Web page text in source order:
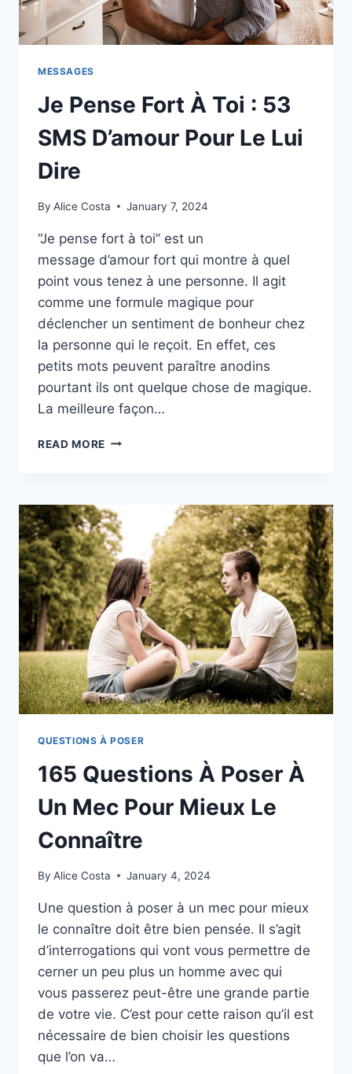
MESSAGES
Je Pense Fort À Toi : 53
SMS D’amour Pour Le Lui
Dire
By Alice Costa January 7, 2024
“Je pense fort à toi” est un
message d’amour fort qui montre à quel
point vous tenez à une personne. Il agit
comme une formule magique pour
déclencher un sentiment de bonheur chez
la personne qui le reçoit. En effet, ces
petits mots peuvent paraître anodins
pourtant ils ont quelque chose de magique.
La meilleure façon…
READ MORE JE
TOI
:
53
SMS
D’AMOUR
POUR
LE
LUI
DIRE
QUESTIONS À POSER
165 Questions À Poser À
Un Mec Pour Mieux Le
Connaître
By Alice Costa January 4, 2024
Une question à poser à un mec pour mieux
le connaître doit être bien pensée. Il s’agit
d’interrogations qui vont vous permettre de
cerner un peu plus un homme avec qui
vous passerez peut-être une grande partie
de votre vie. C’est pour cette raison qu’il est
nécessaire de bien choisir les questions
que l’on va…